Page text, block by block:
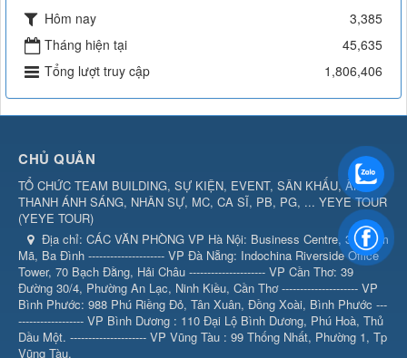
Hôm nay
3,385
Tháng hiện tại
45,635
Tổng lượt truy cập
1,806,406
CHỦ QUẢN
TỔ CHỨC TEAM BUILDING, SỰ KIỆN, EVENT, SÂN KHẤU, ÂM
THANH ÁNH SÁNG, NHÂN SỰ, MC, CA SĨ, PB, PG, ... YEYE TOUR
(YEYE TOUR)
Địa chỉ: CÁC VĂN PHÒNG VP Hà Nội: Business Centre, 360 Kim
Mã, Ba Đình --------------------- VP Đà Nẵng: Indochina Riverside Office
Tower, 70 Bạch Đằng, Hải Châu --------------------- VP Cần Thơ: 39
Đường 30/4, Phường An Lạc, Ninh Kiều, Cần Thơ --------------------- VP
Bình Phước: 988 Phú Riềng Đỏ, Tân Xuân, Đồng Xoài, Bình Phước ---
------------------ VP Bình Dương : 110 Đại Lộ Bình Dương, Phú Hoà, Thủ
Dầu Một. --------------------- VP Vũng Tàu : 99 Thống Nhất, Phường 1, Tp
Vũng Tàu.